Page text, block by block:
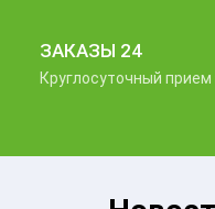
ЗАКАЗЫ 24
Круглосуточный прием